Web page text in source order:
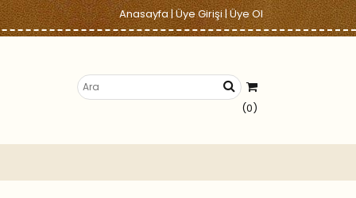
Anasayfa|Üye Girişi|Üye Ol
(0)